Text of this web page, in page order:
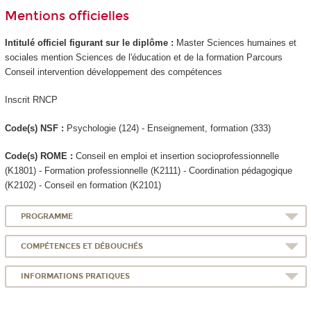
Mentions officielles
Intitulé officiel figurant sur le diplôme : Master Sciences humaines et
sociales mention Sciences de l'éducation et de la formation Parcours
Conseil intervention développement des compétences
Inscrit RNCP
Code(s) NSF : Psychologie (124) - Enseignement, formation (333)
Code(s) ROME : Conseil en emploi et insertion socioprofessionnelle
(K1801) - Formation professionnelle (K2111) - Coordination pédagogique
(K2102) - Conseil en formation (K2101)
PROGRAMME
COMPÉTENCES ET DÉBOUCHÉS
INFORMATIONS PRATIQUES